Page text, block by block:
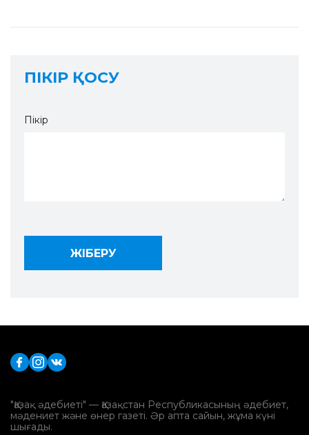
ПІКІР ҚОСУ
Пікір
"Қазақ әдебиеті" — Қазақстан Республикасының әдебиет,
мәдениет және өнер газеті. Әр апта сайын, жұма күні
шығады.